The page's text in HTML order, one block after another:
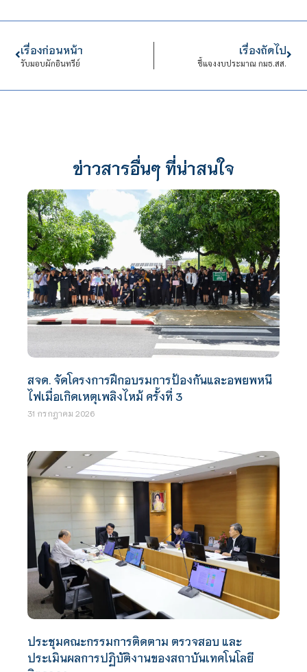
เรื่องก่อนหน้า
รับมอบผักอินทรีย์
เรื่องถัดไป
ชี้แจงงบประมาณ กมธ.สส.
ข่าวสารอื่นๆ ที่น่าสนใจ
สจด. จัดโครงการฝึกอบรมการป้องกันและอพยพหนี
ไฟเมื่อเกิดเหตุเพลิงไหม้ ครั้งที่ 3
31 กรกฎาคม 2026
ประชุมคณะกรรมการติดตาม ตรวจสอบ และ
ประเมินผลการปฏิบัติงานของสถาบันเทคโนโลยี